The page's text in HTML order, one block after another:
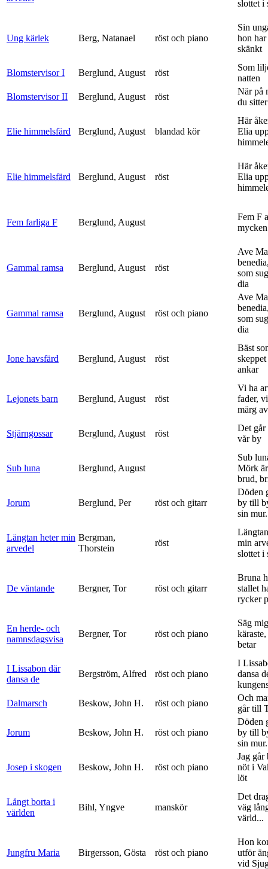
slottet i
Ung kärlek Berg, Natanael röst och piano
Sin
hon
skänkt
Blomstervisor I Berglund, August röst
Som
natten
Blomstervisor II
Berglund, August röst
När på
du sitter
Elie himmelsfärd Berglund, August blandad kör
Här
Elia
Elie himmelsfärd Berglund, August röst
Här
Elia
Fem farliga F Berglund, August
Fem F
Gammal ramsa Berglund, August röst
Ave
som
dia
Gammal ramsa Berglund, August röst och piano
Ave
som
dia
Jone havsfärd Berglund, August röst
Bäst
ankar
Lejonets barn Berglund, August röst
Vi ha
fader,
märg
Stjärngossar Berglund, August röst
Det går
vår by
Sub luna Berglund, August
Sub
Mörk
brud,
Jorum Berglund, Per röst och gitarr
Döden
by till
sin
Längtan heter min
arvedel
Bergman,
Thorstein
röst
min
slottet i
De väntande Bergner, Tor röst och gitarr
Bruna
stallet
rycker
En herde- och
namnsdagsvisa
Bergner, Tor röst och piano
Säg
betar
I Lissabon där
dansa de
Bergström, Alfred röst och piano
I
dansa
Dalmarsch
Beskow, John H. röst och piano
Och
går till
Jorum Beskow, John H. röst och piano
Döden
by till
sin
Josep i skogen Beskow, John H. röst och piano
Jag går
nöt i
löt
Långt borta i
världen
Bihl, Yngve manskör
Det
väg
värld...
Jungfru Maria Birgersson, Gösta röst och piano
Hon
utför
vid